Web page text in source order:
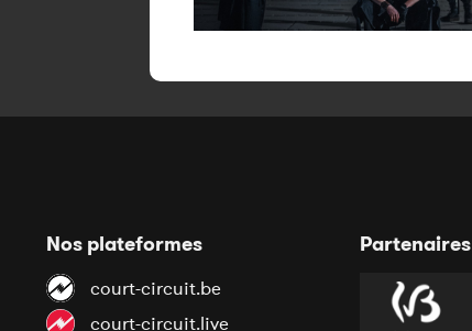
Nos plateformes
court-circuit.be
court-circuit.live
Partenaires